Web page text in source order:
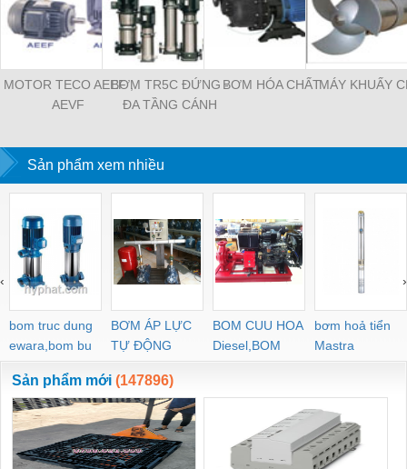
MOTOR TECO AEEF ,
AEVF
BƠM TR5C ĐỨNG -
ĐA TẦNG CÁNH
BƠM HÓA CHẤTMÁY KHUẤY
Sản phẩm xem nhiều
bom truc dung
ewara,bom bu
ewara
BƠM ÁP LỰC
TỰ ĐỘNG
BOM CUU HOA
Diesel,BOM
CHUA CHAY
bơm hoả tiển
Mastra
‹ ›
Sản phẩm mới (147896)